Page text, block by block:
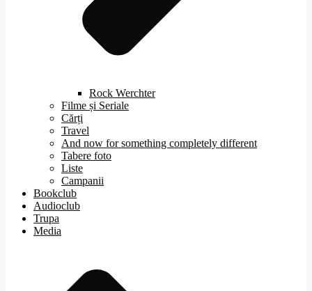
Rock Werchter
Filme și Seriale
Cărți
Travel
And now for something completely different
Tabere foto
Liste
Campanii
Bookclub
Audioclub
Trupa
Media